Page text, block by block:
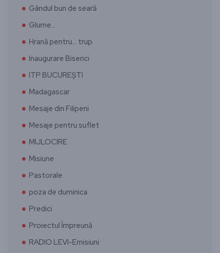
Gândul bun de seară
Glume…
Hrană pentru… trup
Inaugurare Biserici
ITP BUCUREȘTI
Madagascar
Mesaje din Filipeni
Mesaje pentru suflet
MIJLOCIRE
Misiune
Pastorale
poza de duminica
Predici
Proiectul Împreună
RADIO LEVI-Emisiuni